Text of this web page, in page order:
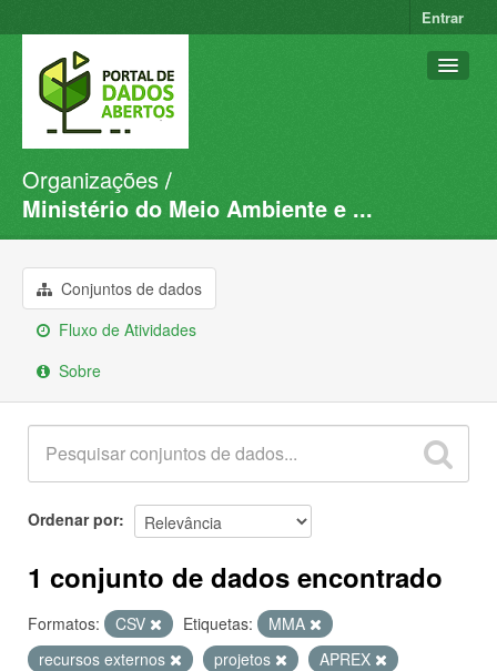
Entrar
Conjuntos de dados
Organizações
Sobre
Organizações
Ministério do Meio Ambiente e ...
Conjuntos de dados
Fluxo de Atividades
Sobre
Ordenar por
1 conjunto de dados encontrado
Formatos: CSV Etiquetas:
MMA
recursos externos
projetos
APREX